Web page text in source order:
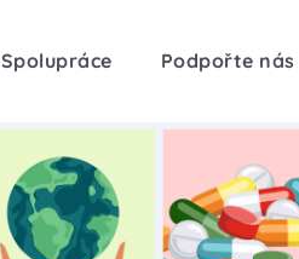
Spolupráce Podpořte nás